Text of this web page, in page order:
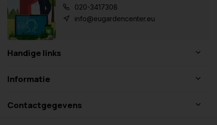
020-3417308
info@eugardencenter.eu
Handige links
Informatie
Contactgegevens